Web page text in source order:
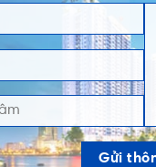
Residences